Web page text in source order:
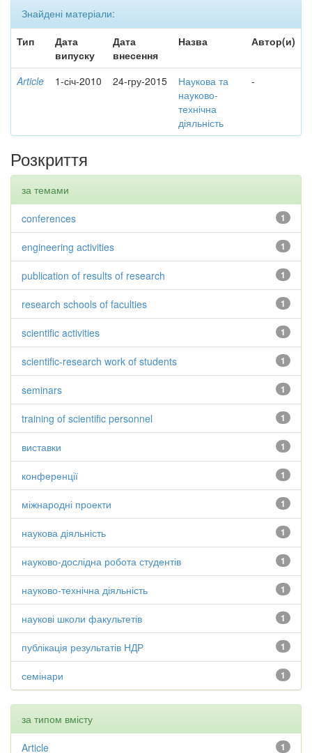
Знайдені матеріали:
Тип
Дата
випуску
Дата
внесення
Назва Автор(и)
Article 1-січ-2010 24-гру-2015
Наукова та
науково-
технічна
діяльність
-
Розкриття
за темами
1
conferences
1
engineering activities
1
publication of results of research
1
research schools of faculties
1
scientific activities
1
scientific-research work of students
1
seminars
1
training of scientific personnel
1
виставки
1
конференції
1
міжнародні проекти
1
наукова діяльність
1
науково-дослідна робота студентів
1
науково-технічна діяльність
1
наукові школи факультетів
1
публікація результатів НДР
1
семінари
за типом вмісту
1
Article